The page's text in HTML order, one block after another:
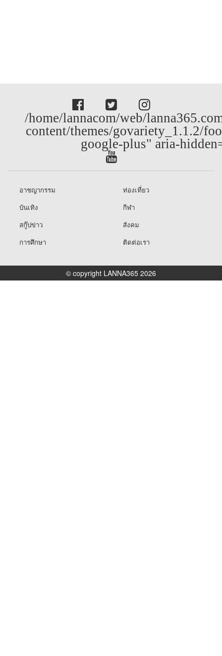
/home/lannacom/web/
content/themes/govariety_1.1.2/
google-plus" aria-
อาชญากรรม
ท่องเที่ยว
บันเทิง
กีฬา
สกู๊ปข่าว
สังคม
การศึกษา
ติดต่อเรา
© copyright LANNA365 2026